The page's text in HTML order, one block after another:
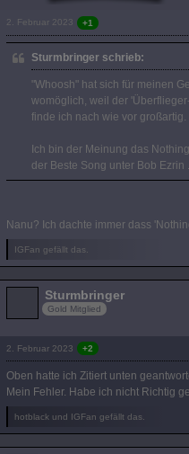
2. Februar 2023 +1
Sturmbringer schrieb:
"Whoosh" hat sich für meinen
womöglich, weil der
finde ich nach wie vor großartig.
Ich bin der Meinung das
der Beste Song unter Bob Ezrin .
Nanu? Ich dachte immer dass
IGFan gefällt das.
Sturmbringer
Gold Mitglied
2. Februar 2023 +2
Oben hatte ich Zitiert unten
Mein Fehler. Habe ich nicht Richtig
hotblack und IGFan gefällt das.